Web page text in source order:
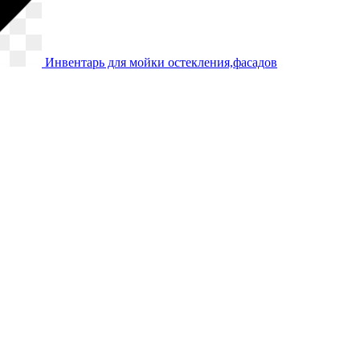
Инвентарь для мойки остекления,фасадов